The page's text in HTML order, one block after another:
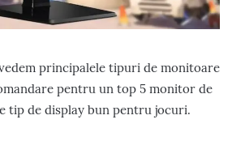
principalele tipuri de monitoare
pentru un top 5 monitor de
tip de display bun pentru jocuri.